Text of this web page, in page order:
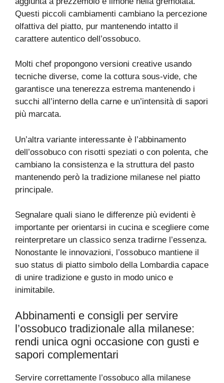
Questi piccoli cambiamenti cambiano la percezione
olfattiva del piatto, pur mantenendo intatto il
carattere autentico dell’ossobuco.
Molti chef propongono versioni creative usando
tecniche diverse, come la cottura sous-vide, che
garantisce una tenerezza estrema mantenendo i
succhi all’interno della carne e un’intensità di sapori
più marcata.
Un’altra variante interessante è l’abbinamento
dell’ossobuco con risotti speziati o con polenta, che
cambiano la consistenza e la struttura del pasto
mantenendo però la tradizione milanese nel piatto
principale.
Segnalare quali siano le differenze più evidenti è
importante per orientarsi in cucina e scegliere come
reinterpretare un classico senza tradirne l’essenza.
Nonostante le innovazioni, l’ossobuco mantiene il
suo status di piatto simbolo della Lombardia capace
di unire tradizione e gusto in modo unico e
inimitabile.
Abbinamenti e consigli per servire
l’ossobuco tradizionale alla milanese:
rendi unica ogni occasione con gusti e
sapori complementari
Servire correttamente l’ossobuco alla milanese